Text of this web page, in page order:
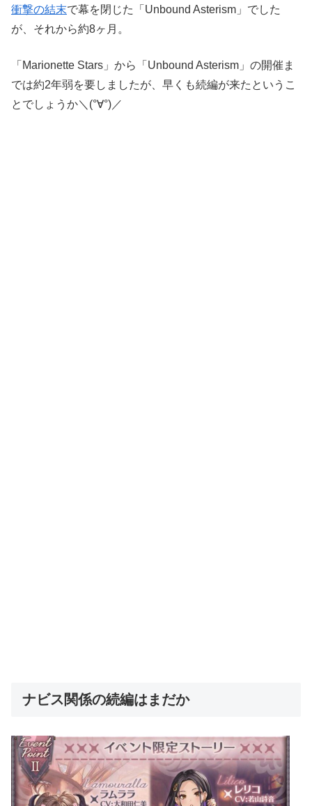
衝撃の結末で幕を閉じた「Unbound Asterism」でした
が、それから約8ヶ月。
「Marionette Stars」から「Unbound Asterism」の開催ま
では約2年弱を要しましたが、早くも続編が来たというこ
とでしょうか＼(°∀°)／
ナビス関係の続編はまだか